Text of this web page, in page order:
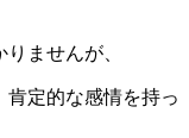
ませんが、
肯定的な感情を持っ